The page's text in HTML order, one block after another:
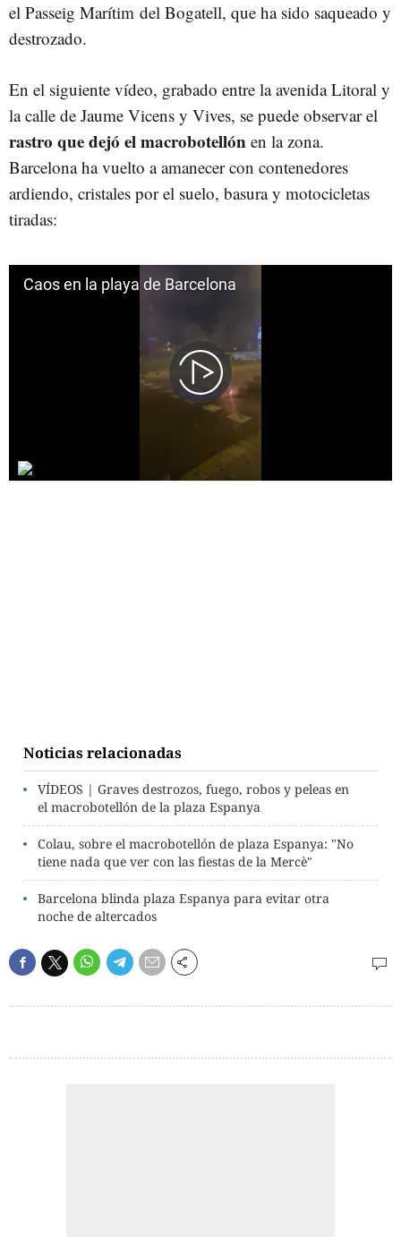
el Passeig Marítim del Bogatell, que ha sido saqueado y
destrozado.
En el siguiente vídeo, grabado entre la avenida Litoral y
la calle de Jaume Vicens y Vives, se puede observar el
rastro que dejó el macrobotellón en la zona.
Barcelona ha vuelto a amanecer con contenedores
ardiendo, cristales por el suelo, basura y motocicletas
tiradas:
Noticias relacionadas
VÍDEOS | Graves destrozos, fuego, robos y peleas en
el macrobotellón de la plaza Espanya
Colau, sobre el macrobotellón de plaza Espanya: "No
tiene nada que ver con las fiestas de la Mercè"
Barcelona blinda plaza Espanya para evitar otra
noche de altercados